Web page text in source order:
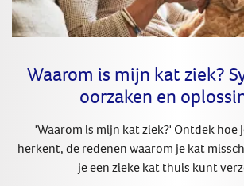
Waarom is mijn kat ziek?
oorzaken en
'Waarom is mijn kat ziek?' Ontdek hoe
herkent, de redenen waarom je kat
je een zieke kat thuis kunt